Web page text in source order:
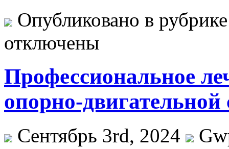
Опубликовано в
отключены
Профессиональное
опорно-
Сентябрь 3rd, 2024